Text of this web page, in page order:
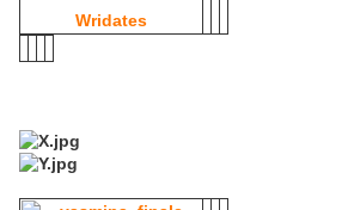
Wridates